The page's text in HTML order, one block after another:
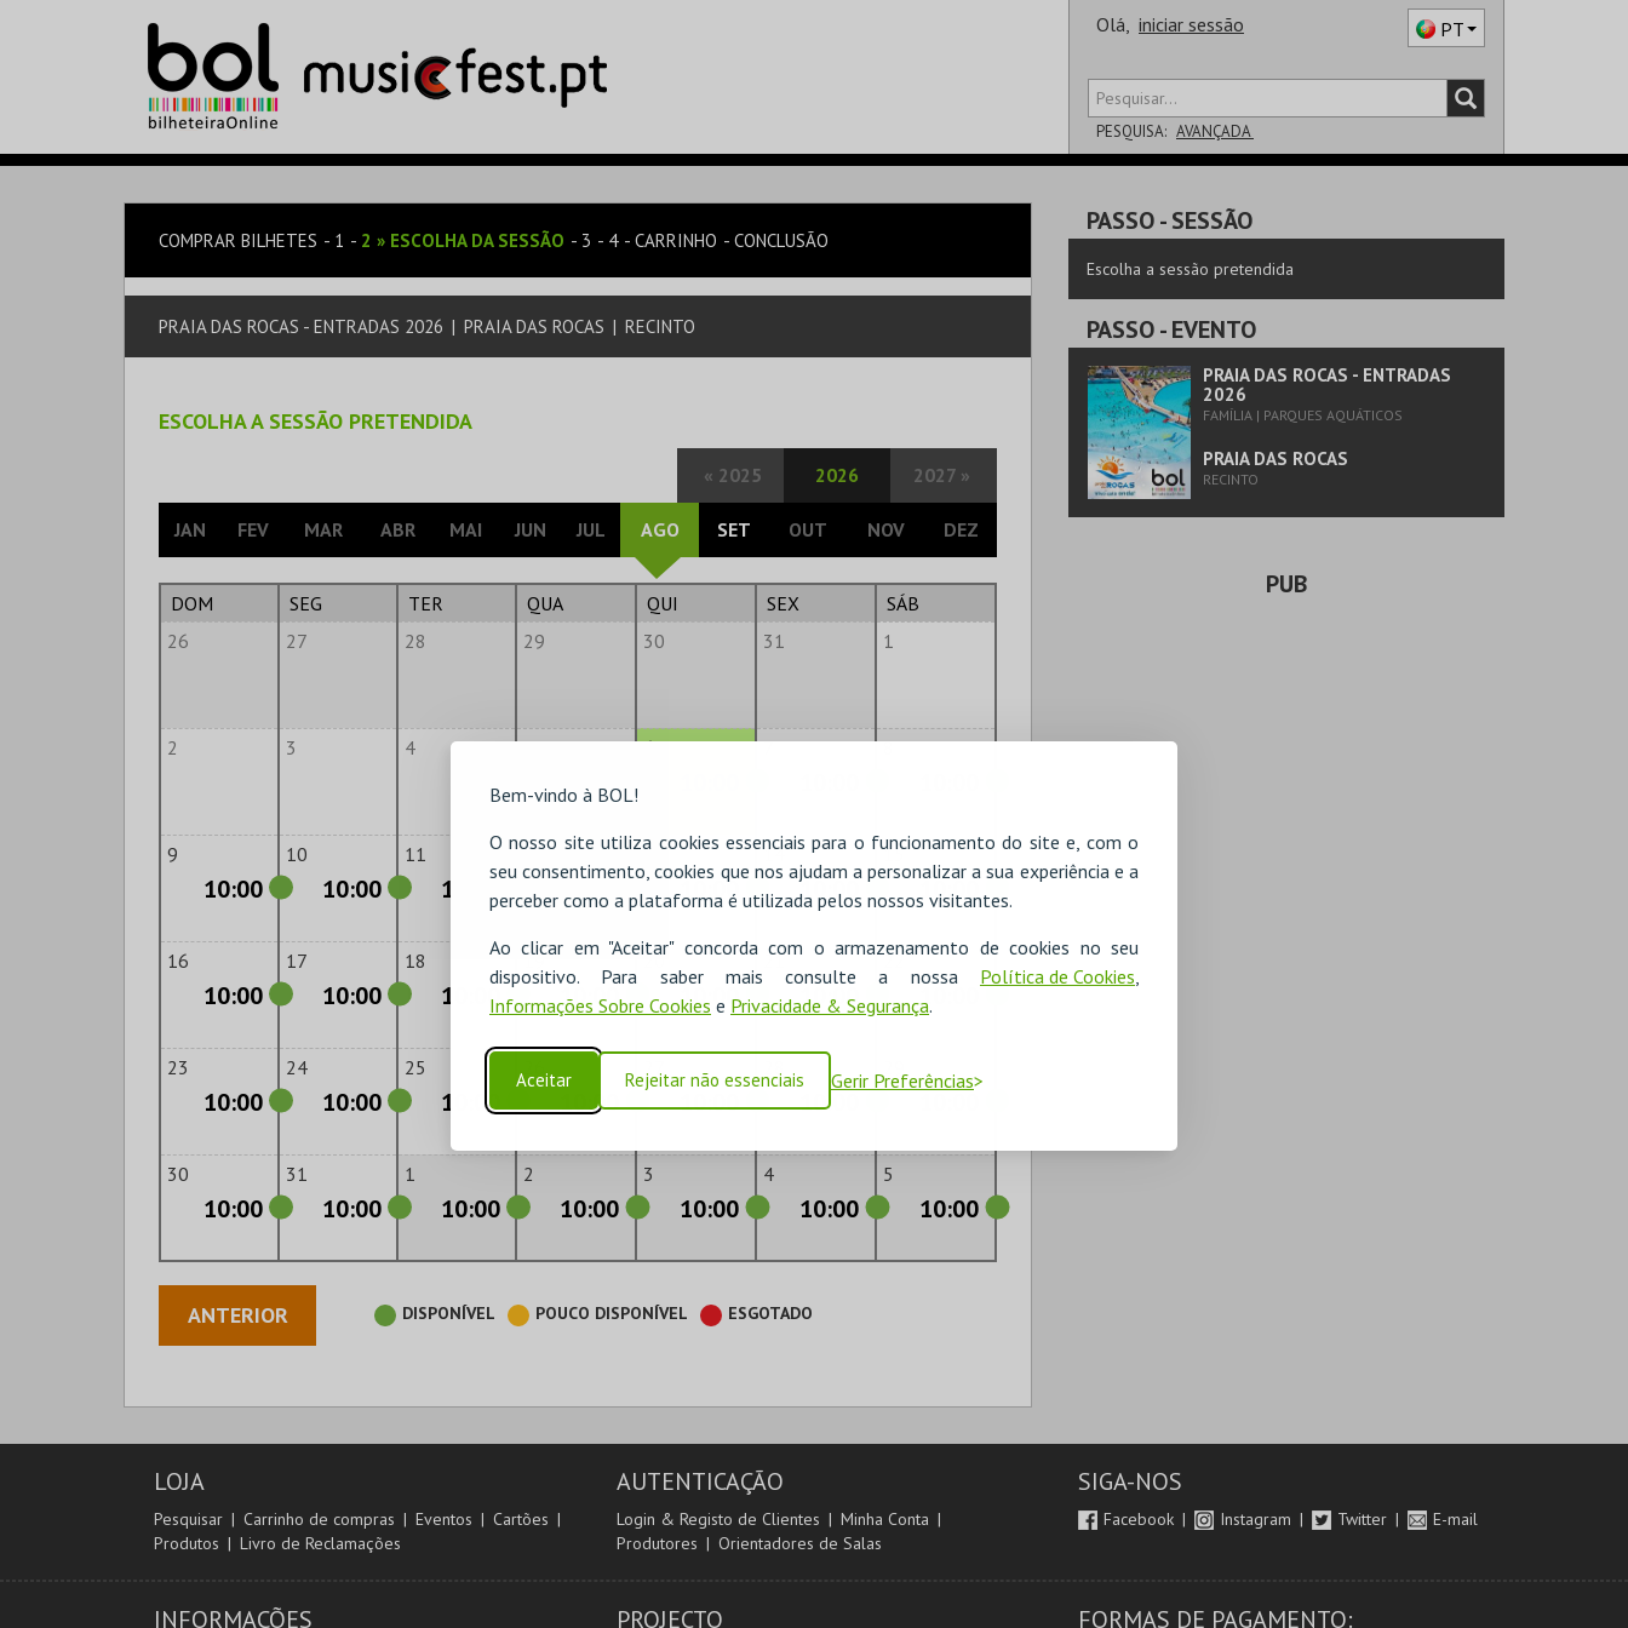
Bem-vindo à BOL!
O nosso site utiliza cookies essenciais para o funcionamento do site e, com o
seu consentimento, cookies que nos ajudam a personalizar a sua experiência e a
perceber como a plataforma é utilizada pelos nossos visitantes.
Ao clicar em "Aceitar" concorda com o armazenamento de cookies no seu
dispositivo. Para saber mais consulte a nossa Política de Cookies,
Informações Sobre Cookies e Privacidade & Segurança.
Aceitar Rejeitar não essenciais Gerir Preferências
Olá, iniciar sessão PT
PESQUISA: AVANÇADA
COMPRAR BILHETES 1 2 » ESCOLHA DA SESSÃO 3 4 CARRINHO CONCLUSÃO
PRAIA DAS ROCAS - ENTRADAS 2026 | PRAIA DAS ROCAS | RECINTO
ESCOLHA A SESSÃO PRETENDIDA
« 2025 2026 2027 »
JAN FEV MAR ABR MAI JUN JUL AGO SET OUT NOV DEZ
DOM SEG TER QUA QUI SEX
SÁB
26
27 28 29 30 31 1
2 3 4 5 6 7 8
9
10:00
10
10:00
11
10:00
12
10:00
13
10:00
14
10:00
15
10:00
16
10:00
17
10:00
18
10:00
19
10:00
20
10:00
21
10:00
22
10:00
23
10:00
24
10:00
25
10:00 10:00
27
10:00
28
10:00
30
10:00
31
10:00
1
10:00
2
10:00
3
10:00
4
10:00
5
10:00
ANTERIOR DISPONÍVEL POUCO DISPONÍVEL ESGOTADO
PASSO- SESSÃO
Escolha a sessão pretendida
PASSO- EVENTO
PRAIA DAS ROCAS - ENTRADAS
2026
FAMÍLIA | PARQUES AQUÁTICOS
PRAIA DAS ROCAS
RECINTO
PUB
LOJA
Pesquisar Carrinho de compras Eventos
Cartões
Produtos
Livro de Reclamações
AUTENTICAÇÃO
Login & Registo de Clientes
Minha Conta
Produtores
Orientadores de Salas
SIGA-NOS
Facebook Instagram Twitter E-mail
INFORMAÇÕES PROJECTO FORMAS DE PAGAMENTO: